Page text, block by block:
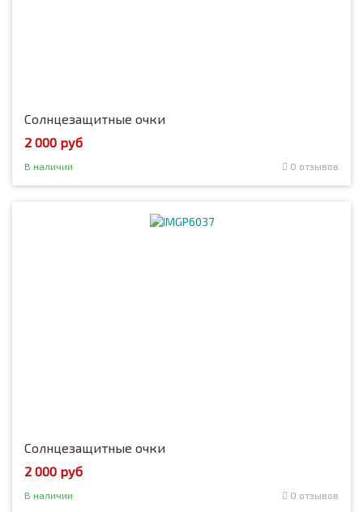
Солнцезащитные очки
2 000 руб
В наличии 0 отзывов
Солнцезащитные очки
2 000 руб
В наличии 0 отзывов